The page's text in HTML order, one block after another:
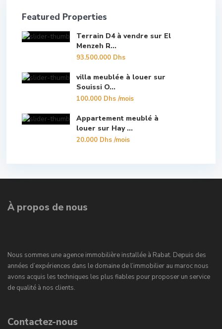
Featured Properties
Terrain D4 à vendre sur El
Menzeh R...
93.500.000 Dhs
villa meublée à louer sur
Souissi O...
100.000 Dhs/mois
Appartement meublé à
louer sur Hay ...
20.000 Dhs/mois
À propos de nous
Nous sommes une agence immobilière installée à Rabat. Depuis des
années d’expériences dans le domaine de l’immobilier au maroc nous
avons acquis les techniques les plus fiables pour proposer un service
de qualité à nos clients.
Contactez-nous